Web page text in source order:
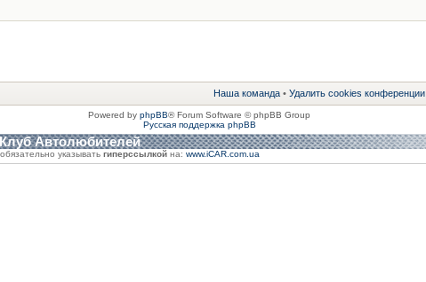
Наша команда • Удалить cookies конференции
Powered by phpBB® Forum Software © phpBB Group
Русская поддержка phpBB
Автолюбителей
указывать гиперссылкой на: www.iCAR.com.ua